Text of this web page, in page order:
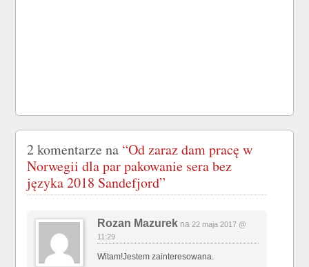
2 komentarze na “Od zaraz dam pracę w
Norwegii dla par pakowanie sera bez
języka 2018 Sandefjord”
Rozan Mazurek na22 maja 2017 @
11:29
Witam!Jestem zainteresowana.